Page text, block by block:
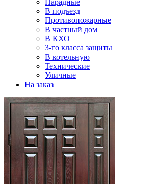
Парадные
В подъезд
Противопожарные
В частный дом
В КХО
3-го класса защиты
В котельную
Технические
Уличные
На заказ